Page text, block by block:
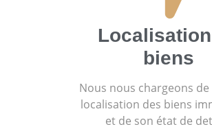
biens
Nous nous chargeons
localisation des biens
et de son état de